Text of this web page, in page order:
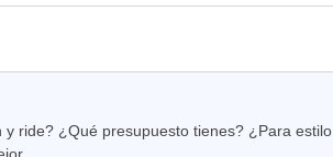
ride? ¿Qué presupuesto tienes? ¿Para